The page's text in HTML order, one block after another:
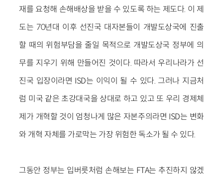
재를 요청해 손해배상을 받을 수 있도록 하는 제도다. 이 제
도는 70년대 이후 선진국 대자본들이 개발도상국에 진출
할 때의 위험부담을 줄일 목적으로 개발도상국 정부에 의
무를 지우기 위해 만들어진 것이다. 따라서 우리나라가 선
진국 입장이라면 ISD는 이익이 될 수 있다. 그러나 지금처
럼 미국 같은 초강대국을 상대로 하고 있고 또 우리 경제체
제가 개혁할 것이 엄청나게 많은 자본주의라면 ISD는 변화
와 개혁 자체를 가로막는 가장 위험한 독소가 될 수 있다.
그동안 정부는 입버릇처럼 손해보는 FTA는 추진하지 않겠